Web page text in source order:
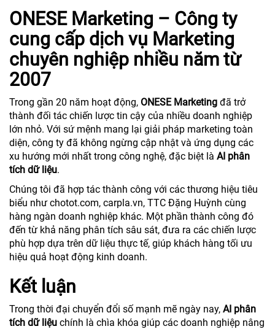
ONESE Marketing – Công ty
cung cấp dịch vụ Marketing
chuyên nghiệp nhiều năm từ
2007
Trong gần 20 năm hoạt động, ONESE Marketing đã trở
thành đối tác chiến lược tin cậy của nhiều doanh nghiệp
lớn nhỏ. Với sứ mệnh mang lại giải pháp marketing toàn
diện, công ty đã không ngừng cập nhật và ứng dụng các
xu hướng mới nhất trong công nghệ, đặc biệt là AI phân
tích dữ liệu.
Chúng tôi đã hợp tác thành công với các thương hiệu tiêu
biểu như chotot.com, carpla.vn, TTC Đặng Huỳnh cùng
hàng ngàn doanh nghiệp khác. Một phần thành công đó
đến từ khả năng phân tích sâu sát, đưa ra các chiến lược
phù hợp dựa trên dữ liệu thực tế, giúp khách hàng tối ưu
hiệu quả hoạt động kinh doanh.
Kết luận
Trong thời đại chuyển đổi số mạnh mẽ ngày nay, AI phân
tích dữ liệu chính là chìa khóa giúp các doanh nghiệp nâng